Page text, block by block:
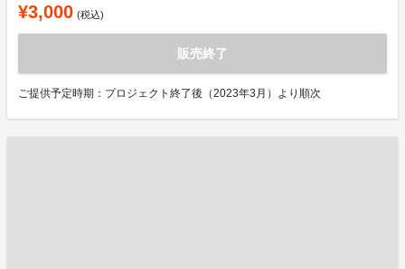
¥3,000 (税込)
販売終了
ご提供予定時期：プロジェクト終了後（2023年3月）より順次